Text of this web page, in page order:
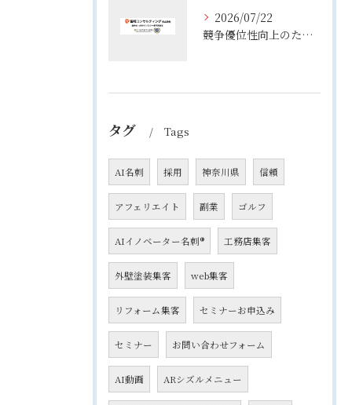
2026/07/22
競争優位性向上のためのコンサル活用術と企業成長を実現する実践ポイント
タグ Tags
AI名刺 採用 神奈川県 信頼
アフェリエイト 副業 ゴルフ
AIイノベーター名刺® 工務店集客
外壁塗装集客 web集客
リフォーム集客 セミナーお申込み
セミナー お問い合わせフォーム
AI動画 ARシズルメニュー